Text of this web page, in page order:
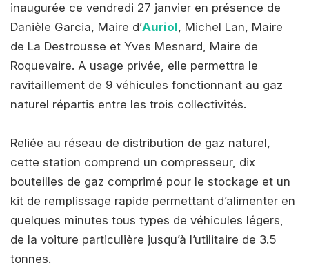
inaugurée ce vendredi 27 janvier en présence de
Danièle Garcia, Maire d’Auriol, Michel Lan, Maire
de La Destrousse et Yves Mesnard, Maire de
Roquevaire. A usage privée, elle permettra le
ravitaillement de 9 véhicules fonctionnant au gaz
naturel répartis entre les trois collectivités.
Reliée au réseau de distribution de gaz naturel,
cette station comprend un compresseur, dix
bouteilles de gaz comprimé pour le stockage et un
kit de remplissage rapide permettant d’alimenter en
quelques minutes tous types de véhicules légers,
de la voiture particulière jusqu’à l’utilitaire de 3.5
tonnes.